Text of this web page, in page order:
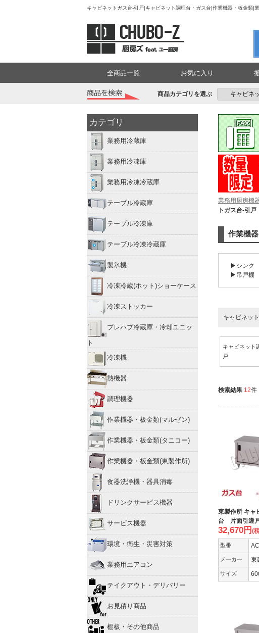
キャビネットガス台-引戸|キャビネット調理台・ガス台|作業機器・板金類|
全商品一覧 お気に入り
商品カテゴリを選ぶ
カテゴリ
業務用冷蔵庫
業務用冷凍庫
業務用冷凍冷蔵庫
テーブル冷蔵庫
テーブル冷凍庫
テーブル冷凍冷蔵庫
製氷機
冷凍冷蔵(ホット)ショーケース
冷凍ストッカー
プレハブ冷蔵庫・冷却ユニッ
ト
冷凍機
熱機器
調理機器
作業機器・板金類(マルゼン)
作業機器・板金類(タニコー)
作業機器・板金類(東製作所)
食器洗浄機・器具消毒
ドリンクサービス機器
サービス機器
環境・衛生・災害対策
業務用エアコン
テイクアウト・デリバリー
お見積り商品
棚板・その他商品
業務用厨房機
トガス台-引戸
作業機
▶シンク
▶吊戸棚
キャビネッ
キャビネット
戸
検索結果 12件
東製作所 キャ
台 片面引違
32,670円 (
型番
メーカー 東
サイズ